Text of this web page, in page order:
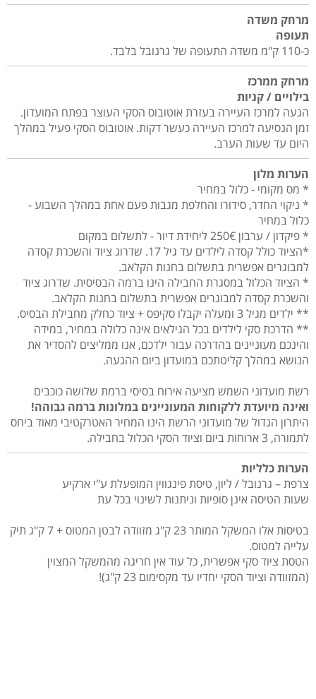
מרחק משדה
תעופה
כ-110 ק"מ משדה התעופה של גרנובל בלבד.
מרחק ממרכז
בילויים / קניות
הגעה למרכז העיירה בעזרת אוטובוס הסקי העוצר בפתח המועדון.
זמן הנסיעה למרכז העיירה כעשר דקות. אוטובוס הסקי פעיל במהלך
היום עד שעות הערב.
הערות מלון
* מס מקומי - כלול במחיר
* ניקוי החדר, סידורו והחלפת מגבות פעם אחת במהלך השבוע -
כלול במחיר
* פיקדון / ערבון 250€ ליחידת דיור - לתשלום במקום
*הציוד כולל קסדה לילדים עד גיל 17. שדרוג ציוד והשכרת קסדה
למבוגרים אפשרית בתשלום בחנות הקלאב.
* הציוד הכלול במסגרת החבילה הינו ברמה הבסיסית. שדרוג ציוד
והשכרת קסדה למבוגרים אפשרית בתשלום בחנות הקלאב.
** ילדים מגיל 3 ומעלה יקבלו סקיפס + ציוד כחלק מחבילת הבסיס.
** הדרכת סקי לילדים בכל הגילאים אינה כלולה במחיר, במידה
והינכם מעוניינים בהדרכה עבור ילדכם, אנו ממליצים להסדיר את
הנושא במהלך קליטתכם במועדון ביום ההגעה.
רשת מועדוני השמש מציעה אירוח בסיסי ברמת שלושה כוכבים
ואינה מיועדת ללקוחות המעוניינים במלונות ברמה גבוהה!
היתרון הגדול של מועדוני הרשת הינו המחיר האטרקטיבי מאוד ביחס
לתמורה, 3 ארוחות ביום וציוד הסקי הכלול בחבילה.
הערות כלליות
צרפת – גרנובל / ליון, טיסת פינגווין המופעלת ע"י ארקיע
שעות הטיסה אינן סופיות וניתנות לשינוי בכל עת
בטיסות אלו המשקל המותר 23 ק"ג מזוודה לבטן המטוס + 7 ק"ג תיק
עלייה למטוס.
הטסת ציוד סקי אפשרית, כל עוד אין חריגה מהמשקל המצוין
(המזוודה וציוד הסקי יחדיו עד מקסימום 23 ק"ג)!